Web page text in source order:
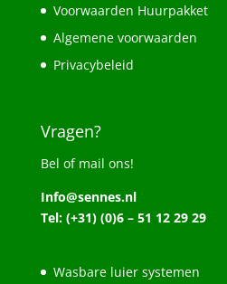
Voorwaarden Huurpakket
Algemene voorwaarden
Privacybeleid
Vragen?
Bel of mail ons!
Info@sennes.nl
Tel: (+31) (0)6 – 51 12 29 29
Wasbare luier systemen